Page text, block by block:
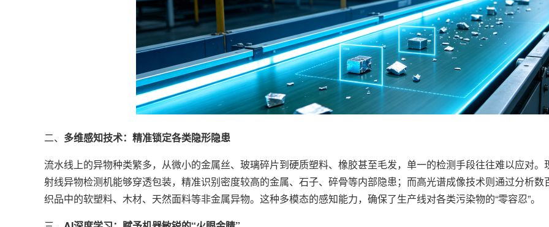
二、 多维感知技术：精准锁定各类隐形隐患
流水线上的异物种类繁多，从微小的金属丝、玻璃碎片到硬质塑料、橡胶甚至毛发，单一的检测手段往往难以应对
射线异物检测机能够穿透包装，精准识别密度较高的金属、石子、碎骨等内部隐患；而高光谱成像技术则通过分析
织品中的软塑料、木材、天然面料等非金属异物。这种多模态的感知能力，确保了生产线对各类污染物的“零容忍”。